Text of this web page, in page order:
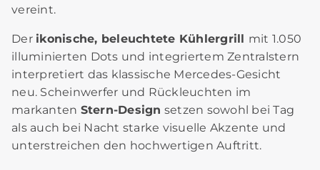
vereint.
Der ikonische, beleuchtete Kühlergrill mit 1.050
illuminierten Dots und integriertem Zentralstern
interpretiert das klassische Mercedes‑Gesicht
neu. Scheinwerfer und Rückleuchten im
markanten Stern‑Design setzen sowohl bei Tag
als auch bei Nacht starke visuelle Akzente und
unterstreichen den hochwertigen Auftritt.